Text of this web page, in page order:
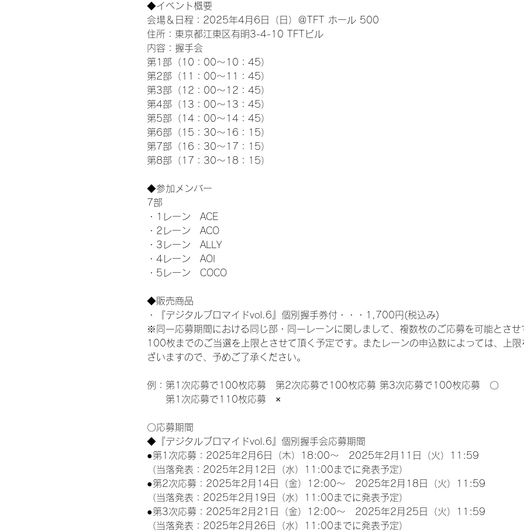
◆イベント概要
会場＆日程：2025年4月6日（日）＠TFT ホール 500
住所：東京都江東区有明3-4-10 TFTビル
内容：握手会
第1部（10：00～10：45）
第2部（11：00～11：45）
第3部（12：00～12：45）
第4部（13：00～13：45）
第5部（14：00～14：45）
第6部（15：30～16：15）
第7部（16：30～17：15）
第8部（17：30～18：15）
◆参加メンバー
7部
・1レーン　ACE
・2レーン　ACO
・3レーン　ALLY
・4レーン　AOI
・5レーン　COCO
◆販売商品
・『デジタルブロマイドvol.6』個別握手券付・・・1,700円(税込み)
※同一応募期間における同じ部・同一レーンに関しまして、複数枚のご応募を可能とさ
100枚までのご当選を上限とさせて頂く予定です。またレーンの申込数によっては、上
ざいますので、予めご了承ください。
例：第1次応募で100枚応募　第2次応募で100枚応募 第3次応募で100枚応募　〇
第1次応募で110枚応募　×
〇応募期間
◆『デジタルブロマイドvol.6』個別握手会応募期間
●第1次応募：2025年2月6日（木）18:00～　2025年2月11日（火）11:59
（当落発表：2025年2月12日（水）11:00までに発表予定）
●第2次応募：2025年2月14日（金）12:00～　2025年2月18日（火）11:59
（当落発表：2025年2月19日（水）11:00までに発表予定）
●第3次応募：2025年2月21日（金）12:00～　2025年2月25日（火）11:59
（当落発表：2025年2月26日（水）11:00までに発表予定）